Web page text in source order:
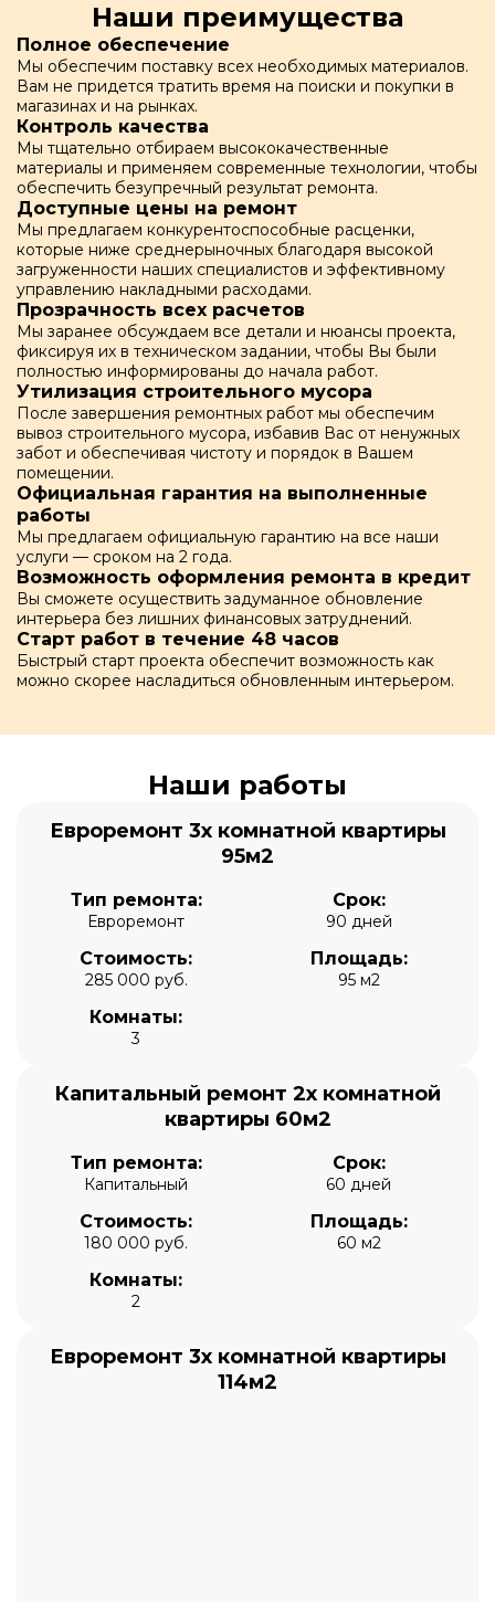
Наши преимущества
Полное обеспечение
Мы обеспечим поставку всех необходимых материалов.
Вам не придется тратить время на поиски и покупки в
магазинах и на рынках.
Контроль качества
Мы тщательно отбираем высококачественные
материалы и применяем современные технологии, чтобы
обеспечить безупречный результат ремонта.
Доступные цены на ремонт
Мы предлагаем конкурентоспособные расценки,
которые ниже среднерыночных благодаря высокой
загруженности наших специалистов и эффективному
управлению накладными расходами.
Прозрачность всех расчетов
Мы заранее обсуждаем все детали и нюансы проекта,
фиксируя их в техническом задании, чтобы Вы были
полностью информированы до начала работ.
Утилизация строительного мусора
После завершения ремонтных работ мы обеспечим
вывоз строительного мусора, избавив Вас от ненужных
забот и обеспечивая чистоту и порядок в Вашем
помещении.
Официальная гарантия на выполненные
работы
Мы предлагаем официальную гарантию на все наши
услуги — сроком на 2 года.
Возможность оформления ремонта в кредит
Вы сможете осуществить задуманное обновление
интерьера без лишних финансовых затруднений.
Старт работ в течение 48 часов
Быстрый старт проекта обеспечит возможность как
можно скорее насладиться обновленным интерьером.
Наши работы
Евроремонт 3х комнатной квартиры
95м2
Тип ремонта:
Евроремонт
Срок:
90 дней
Стоимость:
285 000 руб.
Площадь:
95 м2
Комнаты:
3
Капитальный ремонт 2х комнатной
квартиры 60м2
Тип ремонта:
Капитальный
Срок:
60 дней
Стоимость:
180 000 руб.
Площадь:
60 м2
Комнаты:
2
Евроремонт 3х комнатной квартиры
114м2